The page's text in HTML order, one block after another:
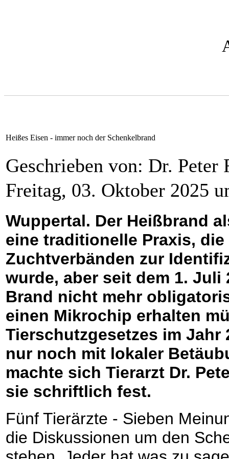
Heißes Eisen - immer noch der Schenkelbrand
Geschrieben von: Dr.
Freitag, 03. Oktober 2025
Wuppertal. Der Heißbrand
eine traditionelle Praxis,
Zuchtverbänden zur
wurde, aber seit dem 1.
Brand nicht mehr
einen Mikrochip erhalten
Tierschutzgesetzes im Jahr
nur noch mit lokaler
machte sich Tierarzt Dr.
sie schriftlich fest.
Fünf Tierärzte - Sieben
die Diskussionen um den